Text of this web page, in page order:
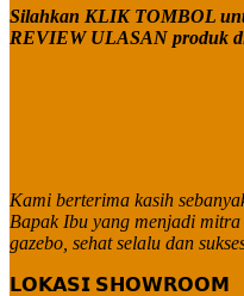
Silahkan KLIK TOMBOL
REVIEW ULASAN produk
Kami berterima kasih
Bapak Ibu yang menjadi
gazebo, sehat selalu dan
𝗟𝗢𝗞𝗔𝗦𝗜 𝗦𝗛𝗢𝗪𝗥𝗢𝗢𝗠